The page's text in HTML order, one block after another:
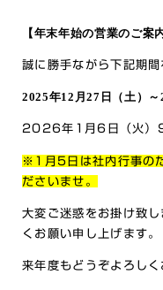
【年末年始の営業のご案内
誠に勝手ながら下記期
2025年12月27日（土）～
2026年1月6日（火）9
※1月5日は社内行事の
ださいませ。
大変ご迷惑をお掛け致
くお願い申し上げます。
来年度もどうぞよろしく